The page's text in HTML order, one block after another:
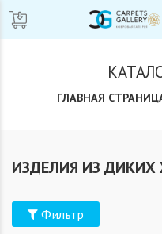
ГЛАВНАЯ
ИЗДЕЛИЯ ИЗ
Фильтр